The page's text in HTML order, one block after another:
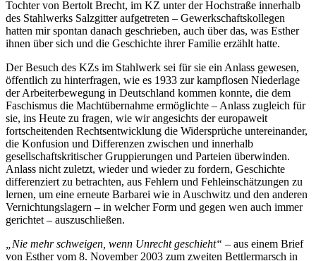
Tochter von Bertolt Brecht, im KZ unter der Hochstraße innerhalb
des Stahlwerks Salzgitter aufgetreten – Gewerkschaftskollegen
hatten mir spontan danach geschrieben, auch über das, was Esther
ihnen über sich und die Geschichte ihrer Familie erzählt hatte.
Der Besuch des KZs im Stahlwerk sei für sie ein Anlass gewesen,
öffentlich zu hinterfragen, wie es 1933 zur kampflosen Niederlage
der Arbeiterbewegung in Deutschland kommen konnte, die dem
Faschismus die Machtübernahme ermöglichte – Anlass zugleich für
sie, ins Heute zu fragen, wie wir angesichts der europaweit
fortscheitenden Rechtsentwicklung die Widersprüche untereinander,
die Konfusion und Differenzen zwischen und innerhalb
gesellschaftskritischer Gruppierungen und Parteien überwinden.
Anlass nicht zuletzt, wieder und wieder zu fordern, Geschichte
differenziert zu betrachten, aus Fehlern und Fehleinschätzungen zu
lernen, um eine erneute Barbarei wie in Auschwitz und den anderen
Vernichtungslagern – in welcher Form und gegen wen auch immer
gerichtet – auszuschließen.
„Nie mehr schweigen, wenn Unrecht geschieht“ – aus einem Brief
von Esther vom 8. November 2003 zum zweiten Bettlermarsch in